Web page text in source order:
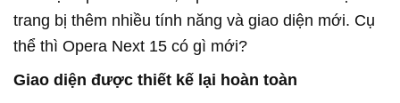
trang bị thêm nhiều tính năng và giao diện mới. Cụ
thể thì Opera Next 15 có gì mới?
Giao diện được thiết kế lại hoàn toàn